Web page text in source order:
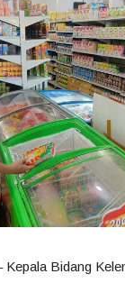
Kepala Bidang